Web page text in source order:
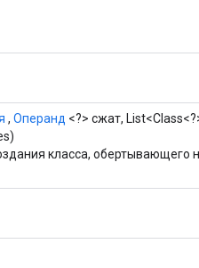
, Операнд <?> сжат,
класса, обертывающего